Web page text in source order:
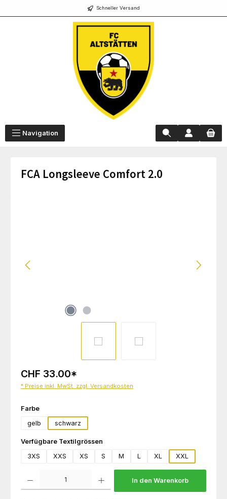
Schneller Versand
Navigation
FCA Longsleeve Comfort 2.0
CHF 33.00*
* Preise inkl. MwSt. zzgl. Versandkosten
Farbeauswählen
gelb
schwarz
Verfügbare Textilgrössen
3XS
XXS XS S M L XL XXL
In den Warenkorb